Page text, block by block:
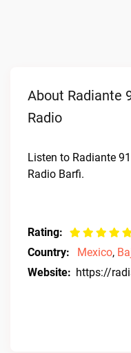
About Radiante
Radio
Listen to Radiante
Radio Barfi.
Rating:
Country:
Mexico,
Website: https://